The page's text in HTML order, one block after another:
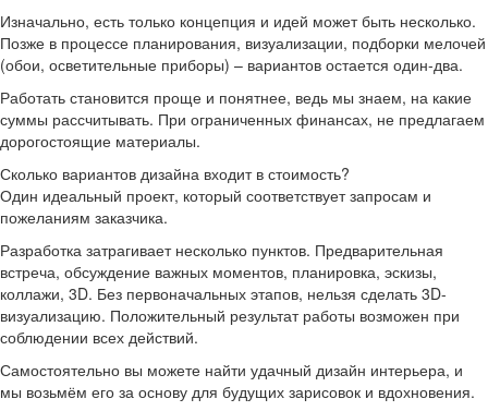
Изначально, есть только концепция и идей может быть несколько.
Позже в процессе планирования, визуализации, подборки мелочей
(обои, осветительные приборы) – вариантов остается один-два.
Работать становится проще и понятнее, ведь мы знаем, на какие
суммы рассчитывать. При ограниченных финансах, не предлагаем
дорогостоящие материалы.
Сколько вариантов дизайна входит в стоимость?
Один идеальный проект, который соответствует запросам и
пожеланиям заказчика.
Разработка затрагивает несколько пунктов. Предварительная
встреча, обсуждение важных моментов, планировка, эскизы,
коллажи, 3D. Без первоначальных этапов, нельзя сделать 3D-
визуализацию. Положительный результат работы возможен при
соблюдении всех действий.
Самостоятельно вы можете найти удачный дизайн интерьера, и
мы возьмём его за основу для будущих зарисовок и вдохновения.